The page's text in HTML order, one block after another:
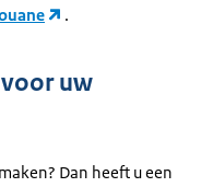
.
uw
Dan heeft u een